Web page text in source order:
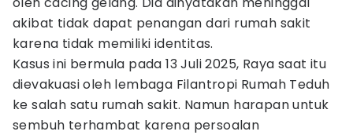
akibat tidak dapat penangan dari rumah sakit
karena tidak memiliki identitas.
Kasus ini bermula pada 13 Juli 2025, Raya saat itu
dievakuasi oleh lembaga Filantropi Rumah Teduh
ke salah satu rumah sakit. Namun harapan untuk
sembuh terhambat karena persoalan